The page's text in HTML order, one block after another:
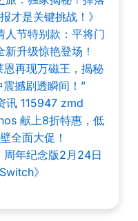
才是关键挑战！》
人节特别款：平将门
升级惊艳登场！
恩再现万磁王，揭秘
震撼剧透瞬间！”
讯 115947 zmd
献上8折特惠，低
全面大促！
周年纪念版2月24日
》